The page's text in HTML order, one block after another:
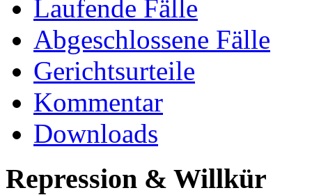
Laufende Fälle
Abgeschlossene Fälle
Gerichtsurteile
Kommentar
Downloads
Repression & Willkür